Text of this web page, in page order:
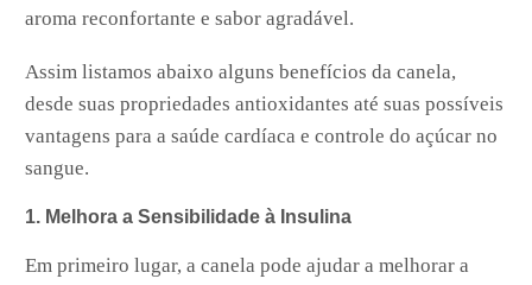
aroma reconfortante e sabor agradável.
Assim listamos abaixo alguns benefícios da canela,
desde suas propriedades antioxidantes até suas possíveis
vantagens para a saúde cardíaca e controle do açúcar no
sangue.
1. Melhora a Sensibilidade à Insulina
Em primeiro lugar, a canela pode ajudar a melhorar a